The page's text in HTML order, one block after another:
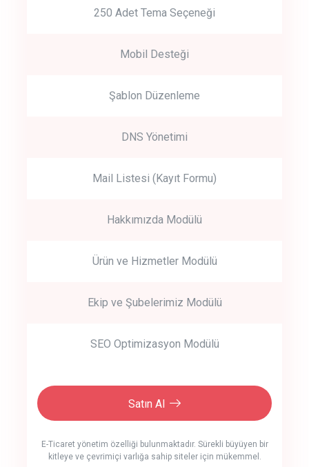
250 Adet Tema Seçeneği
Mobil Desteği
Şablon Düzenleme
DNS Yönetimi
Mail Listesi (Kayıt Formu)
Hakkımızda Modülü
Ürün ve Hizmetler Modülü
Ekip ve Şubelerimiz Modülü
SEO Optimizasyon Modülü
Satın Al
E-Ticaret yönetim özelliği bulunmaktadır. Sürekli büyüyen bir
kitleye ve çevrimiçi varlığa sahip siteler için mükemmel.